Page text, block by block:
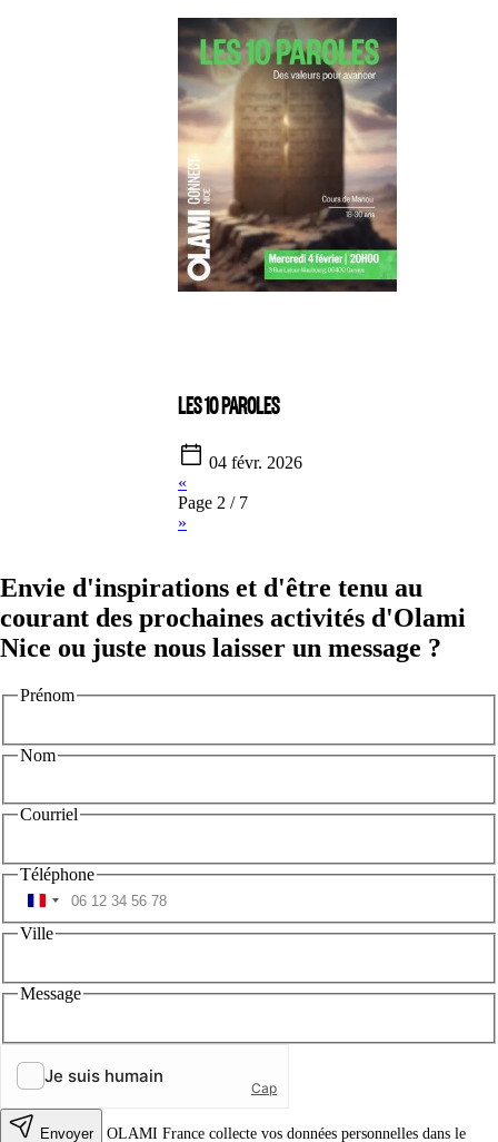
LES 10 PAROLES
04 févr. 2026
«
Page 2 / 7
»
Envie d'inspirations et d'être tenu au
courant des prochaines activités d'Olami
Nice ou juste nous laisser un message ?
Prénom
Nom
Courriel
Téléphone
Ville
Message
Envoyer OLAMI France collecte vos données personnelles dans le